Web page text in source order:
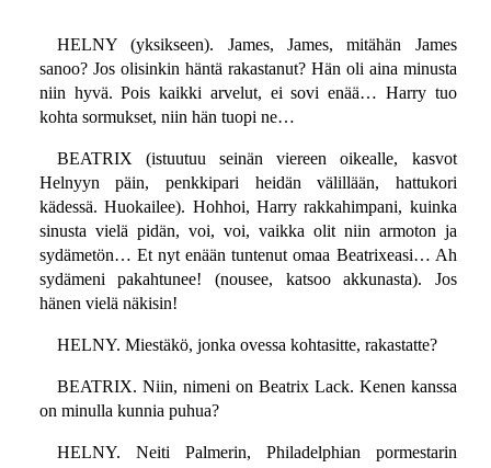
HELNY (yksikseen). James, James, mitähän James
sanoo? Jos olisinkin häntä rakastanut? Hän oli aina minusta
niin hyvä. Pois kaikki arvelut, ei sovi enää… Harry tuo
kohta sormukset, niin hän tuopi ne…
BEATRIX (istuutuu seinän viereen oikealle, kasvot
Helnyyn päin, penkkipari heidän välillään, hattukori
kädessä. Huokailee). Hohhoi, Harry rakkahimpani, kuinka
sinusta vielä pidän, voi, voi, vaikka olit niin armoton ja
sydämetön… Et nyt enään tuntenut omaa Beatrixeasi… Ah
sydämeni pakahtunee! (nousee, katsoo akkunasta). Jos
hänen vielä näkisin!
HELNY. Miestäkö, jonka ovessa kohtasitte, rakastatte?
BEATRIX. Niin, nimeni on Beatrix Lack. Kenen kanssa
on minulla kunnia puhua?
HELNY. Neiti Palmerin, Philadelphian pormestarin